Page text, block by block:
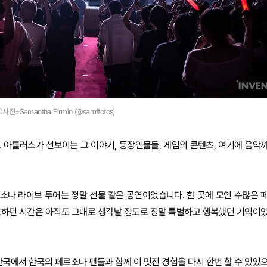
진=Samantha Firmin (@samffotos)
틀러스가 선보이는 그 이야기, 등장인물들, 게임의 콘텐츠, 여기에 음악
나 라이브 투어는 정말 선물 같은 공연이었습니다. 한 곳에 모인 수많은
던 시간은 아직도 그대로 생각날 정도로 정말 특별하고 행복했던 기억이
에서 한국의 페르소나 팬들과 함께 이 멋진 경험을 다시 한번 할 수 있었